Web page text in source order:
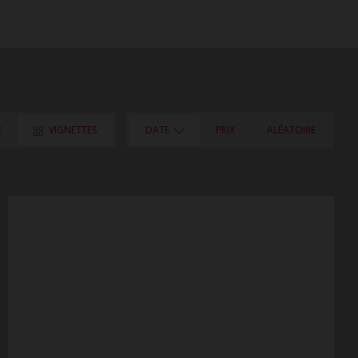
VIGNETTES DATE PRIX ALÉATOIRE